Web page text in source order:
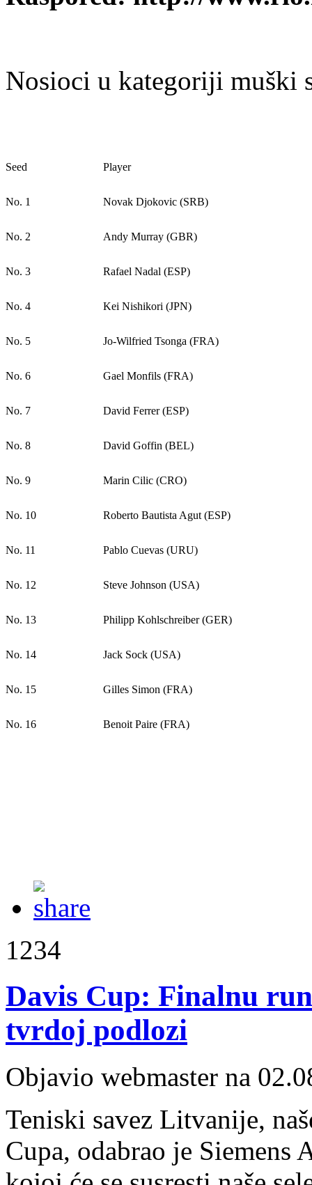
Nosioci u kategoriji muški
Seed Player
No. 1 Novak Djokovic (SRB)
No. 2 Andy Murray (GBR)
No. 3 Rafael Nadal (ESP)
No. 4 Kei Nishikori (JPN)
No. 5 Jo-Wilfried Tsonga (FRA)
No. 6 Gael Monfils (FRA)
No. 7 David Ferrer (ESP)
No. 8 David Goffin (BEL)
No. 9 Marin Cilic (CRO)
No. 10 Roberto Bautista Agut (ESP)
No. 11 Pablo Cuevas (URU)
No. 12 Steve Johnson (USA)
No. 13 Philipp Kohlschreiber (GER)
No. 14 Jack Sock (USA)
No. 15 Gilles Simon (FRA)
No. 16 Benoit Paire (FRA)
1234
Davis Cup: Finalnu
tvrdoj podlozi
Objavio webmaster na
Teniski savez Litvanije,
Cupa, odabrao je